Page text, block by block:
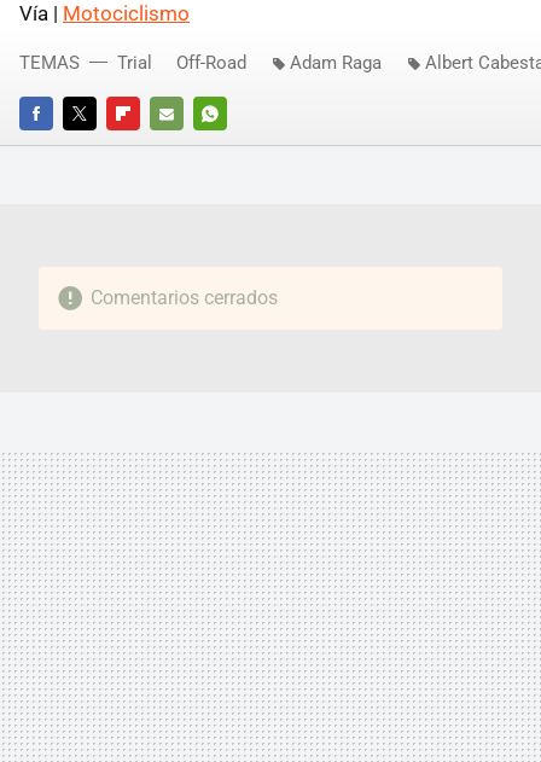
Vía | Motociclismo
FACEBOOKTWITTERFLIPBOARD
E-
WHATSAPP
TEMAS Trial Off-Road Adam Raga Albert
Comentarios cerrados